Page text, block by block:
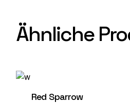
Ähnliche
Red Sparrow